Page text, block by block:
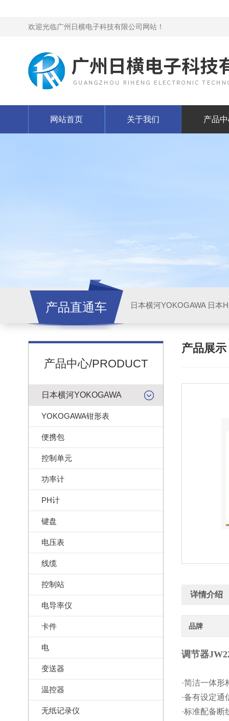
欢迎光临广州日横电子科技有限公司网站！
网站首页 关于我们 产品
产品直通车 日本横河YOKOGAWA 日本
产品中心/PRODUCT
日本横河YOKOGAWA
YOKOGAWA钳形表
便携包
控制单元
功率计
PH计
键盘
电压表
线缆
控制站
电导率仪
卡件
电
变送器
温控器
无纸记录仪
产品展示
详情介绍
品牌
调节器
·简洁一体
·备有设定
·标准配备